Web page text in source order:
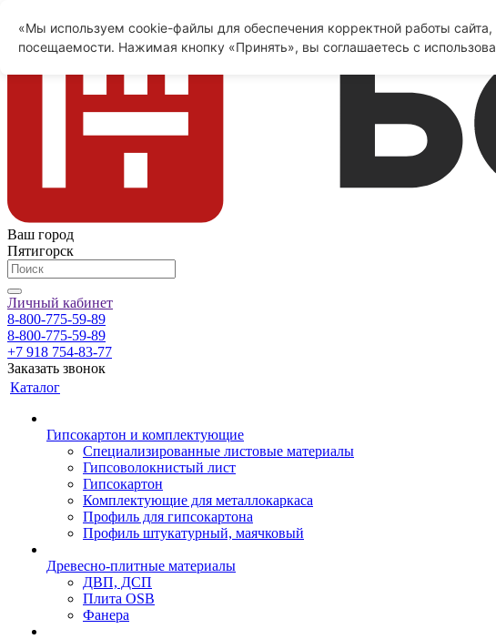
Ваш город
Пятигорск
Личный кабинет
8-800-775-59-89
8-800-775-59-89
+7 918 754-83-77
Заказать звонок
Каталог
Гипсокартон и комплектующие
Специализированные листовые материалы
Гипсоволокнистый лист
Гипсокартон
Комплектующие для металлокаркаса
Профиль для гипсокартона
Профиль штукатурный, маячковый
Древесно-плитные материалы
ДВП, ДСП
Плита OSB
Фанера
«Мы используем cookie-файлы для обеспечения корректной работы
посещаемости. Нажимая кнопку «Принять», вы соглашаетесь с